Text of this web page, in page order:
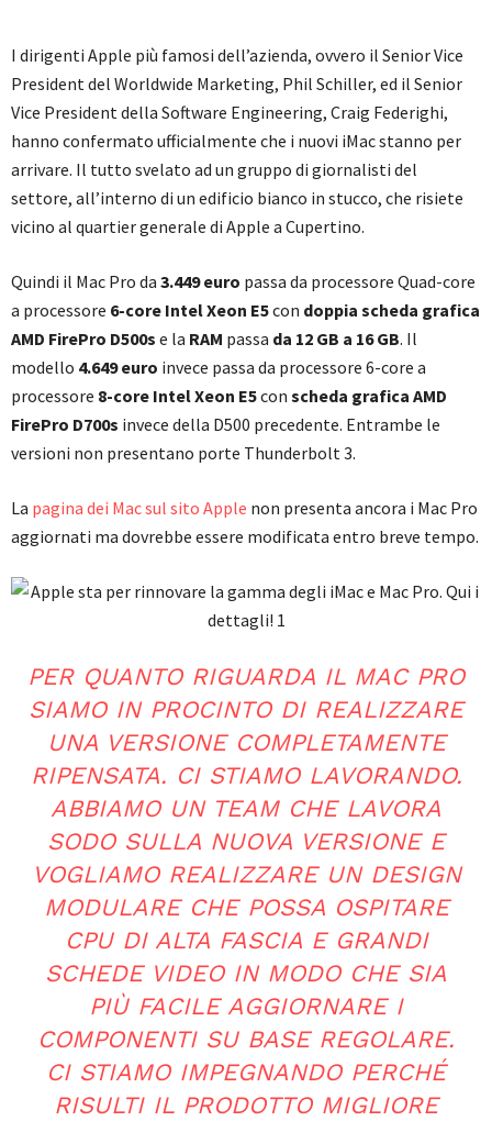
I dirigenti Apple più famosi dell’azienda, ovvero il Senior Vice
President del Worldwide Marketing, Phil Schiller, ed il Senior
Vice President della Software Engineering, Craig Federighi,
hanno confermato ufficialmente che i nuovi iMac stanno per
arrivare. Il tutto svelato ad un gruppo di giornalisti del
settore, all’interno di un edificio bianco in stucco, che risiete
vicino al quartier generale di Apple a Cupertino.
Quindi il Mac Pro da 3.449 euro passa da processore Quad-core
a processore 6-core Intel Xeon E5con doppia scheda grafica
AMD FirePro D500s e la RAM passa da 12 GB a 16 GB. Il
modello 4.649 euro invece passa da processore 6-core a
processore 8-core Intel Xeon E5con scheda grafica AMD
FirePro D700s invece della D500 precedente. Entrambe le
versioni non presentano porte Thunderbolt 3.
La pagina dei Mac sul sito Apple non presenta ancora i Mac Pro
aggiornati ma dovrebbe essere modificata entro breve tempo.
PER QUANTO RIGUARDA IL MAC PRO
SIAMO IN PROCINTO DI REALIZZARE
UNA VERSIONE COMPLETAMENTE
RIPENSATA. CI STIAMO LAVORANDO.
ABBIAMO UN TEAM CHE LAVORA
SODO SULLA NUOVA VERSIONE E
VOGLIAMO REALIZZARE UN DESIGN
MODULARE CHE POSSA OSPITARE
CPU DI ALTA FASCIA E GRANDI
SCHEDE VIDEO IN MODO CHE SIA
PIÙ FACILE AGGIORNARE I
COMPONENTI SU BASE REGOLARE.
CI STIAMO IMPEGNANDO PERCHÉ
RISULTI IL PRODOTTO MIGLIORE